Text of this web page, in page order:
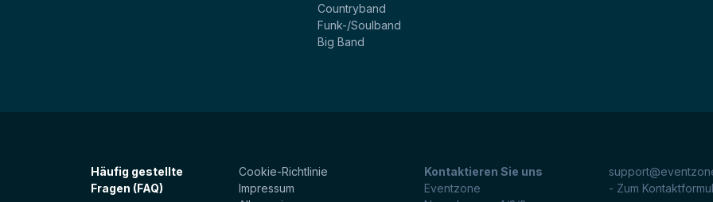
Countryband
Funk-/Soulband
Big Band
Häufig gestellte
Fragen (FAQ)
Cookie-Richtlinie
Impressum
Kontaktieren Sie uns
Eventzone
- Zum